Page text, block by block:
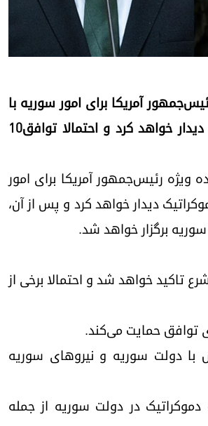
رئیس‌جمهور آمریکا برای امور سوریه با
رئیس دولت انتقالی سوریه و فرمانده نیروهای سوریه دموکراتیک دیدار خواهد کرد و احتمالا توافق۱۰
ویژه رئیس‌جمهور آمریکا برای امور
دیدار خواهد کرد و پس از آن،
برگزار خواهد شد.
۱۰ مارس بین عبدی و الشرع تاکید خواهد شد و احتمالا برخی از
توافق حمایت می‌کند.
با دولت سوریه و نیروهای سوریه
دموکراتیک در دولت سوریه از جمله